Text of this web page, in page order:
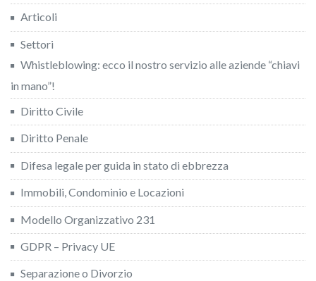
Articoli
Settori
Whistleblowing: ecco il nostro servizio alle aziende “chiavi
in mano”!
Diritto Civile
Diritto Penale
Difesa legale per guida in stato di ebbrezza
Immobili, Condominio e Locazioni
Modello Organizzativo 231
GDPR – Privacy UE
Separazione o Divorzio